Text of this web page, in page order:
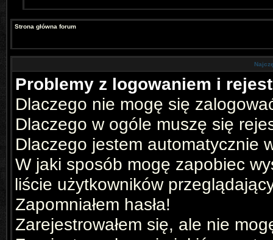
Strona główna forum
Problemy z logowaniem i
Dlaczego nie mogę się
Dlaczego w ogóle muszę się
Dlaczego jestem automatycznie
W jaki sposób mogę zapobiec
liście użytkowników
Zapomniałem hasła!
Zarejestrowałem się, ale nie